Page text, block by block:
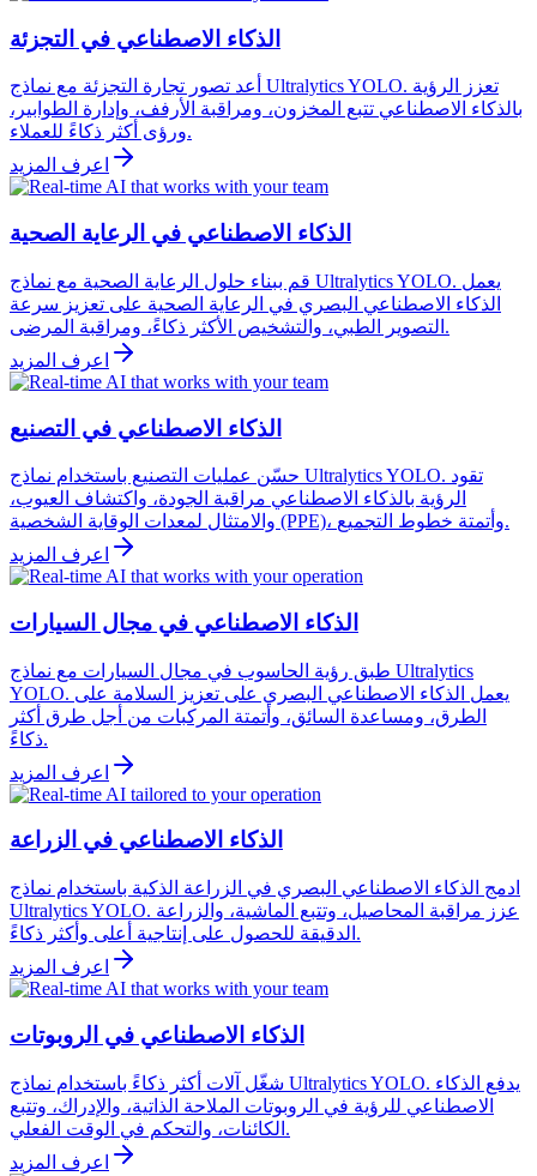
الذكاء الاصطناعي في التجزئة
أعد تصور تجارة التجزئة مع نماذج Ultralytics YOLO. تعزز الرؤية
بالذكاء الاصطناعي تتبع المخزون، ومراقبة الأرفف، وإدارة الطوابير،
ورؤى أكثر ذكاءً للعملاء.
اعرف المزيد
الذكاء الاصطناعي في الرعاية الصحية
قم ببناء حلول الرعاية الصحية مع نماذج Ultralytics YOLO. يعمل
الذكاء الاصطناعي البصري في الرعاية الصحية على تعزيز سرعة
التصوير الطبي، والتشخيص الأكثر ذكاءً، ومراقبة المرضى.
اعرف المزيد
الذكاء الاصطناعي في التصنيع
حسّن عمليات التصنيع باستخدام نماذج Ultralytics YOLO. تقود
الرؤية بالذكاء الاصطناعي مراقبة الجودة، واكتشاف العيوب،
والامتثال لمعدات الوقاية الشخصية (PPE)، وأتمتة خطوط التجميع.
اعرف المزيد
الذكاء الاصطناعي في مجال السيارات
طبق رؤية الحاسوب في مجال السيارات مع نماذج Ultralytics
YOLO. يعمل الذكاء الاصطناعي البصري على تعزيز السلامة على
الطرق، ومساعدة السائق، وأتمتة المركبات من أجل طرق أكثر
ذكاءً.
اعرف المزيد
الذكاء الاصطناعي في الزراعة
ادمج الذكاء الاصطناعي البصري في الزراعة الذكية باستخدام نماذج
Ultralytics YOLO. عزز مراقبة المحاصيل، وتتبع الماشية، والزراعة
الدقيقة للحصول على إنتاجية أعلى وأكثر ذكاءً.
اعرف المزيد
الذكاء الاصطناعي في الروبوتات
شغّل آلات أكثر ذكاءً باستخدام نماذج Ultralytics YOLO. يدفع الذكاء
الاصطناعي للرؤية في الروبوتات الملاحة الذاتية، والإدراك، وتتبع
الكائنات، والتحكم في الوقت الفعلي.
اعرف المزيد